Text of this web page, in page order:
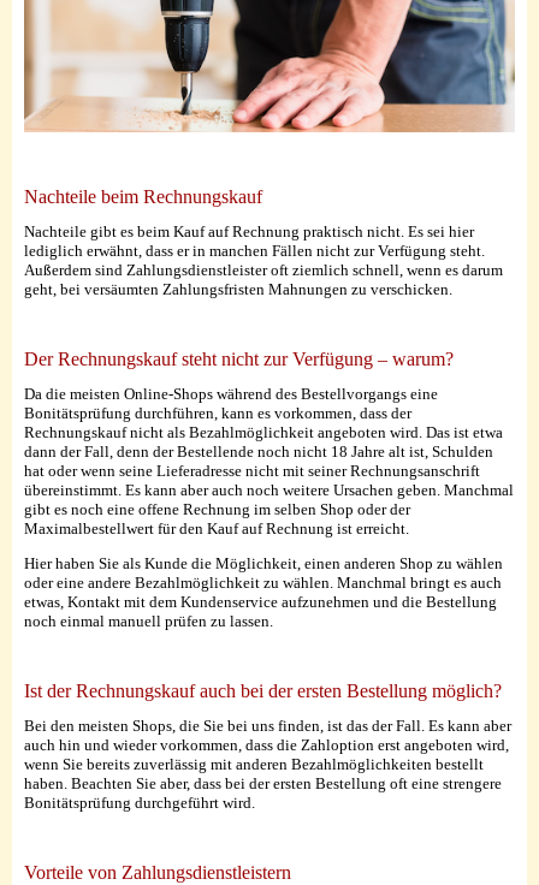
Nachteile beim Rechnungskauf
Nachteile gibt es beim Kauf auf Rechnung praktisch nicht. Es sei hier
lediglich erwähnt, dass er in manchen Fällen nicht zur Verfügung steht.
Außerdem sind Zahlungsdienstleister oft ziemlich schnell, wenn es darum
geht, bei versäumten Zahlungsfristen Mahnungen zu verschicken.
Der Rechnungskauf steht nicht zur Verfügung – warum?
Da die meisten Online-Shops während des Bestellvorgangs eine
Bonitätsprüfung durchführen, kann es vorkommen, dass der
Rechnungskauf nicht als Bezahlmöglichkeit angeboten wird. Das ist etwa
dann der Fall, denn der Bestellende noch nicht 18 Jahre alt ist, Schulden
hat oder wenn seine Lieferadresse nicht mit seiner Rechnungsanschrift
übereinstimmt. Es kann aber auch noch weitere Ursachen geben. Manchmal
gibt es noch eine offene Rechnung im selben Shop oder der
Maximalbestellwert für den Kauf auf Rechnung ist erreicht.
Hier haben Sie als Kunde die Möglichkeit, einen anderen Shop zu wählen
oder eine andere Bezahlmöglichkeit zu wählen. Manchmal bringt es auch
etwas, Kontakt mit dem Kundenservice aufzunehmen und die Bestellung
noch einmal manuell prüfen zu lassen.
Ist der Rechnungskauf auch bei der ersten Bestellung möglich?
Bei den meisten Shops, die Sie bei uns finden, ist das der Fall. Es kann aber
auch hin und wieder vorkommen, dass die Zahloption erst angeboten wird,
wenn Sie bereits zuverlässig mit anderen Bezahlmöglichkeiten bestellt
haben. Beachten Sie aber, dass bei der ersten Bestellung oft eine strengere
Bonitätsprüfung durchgeführt wird.
Vorteile von Zahlungsdienstleistern